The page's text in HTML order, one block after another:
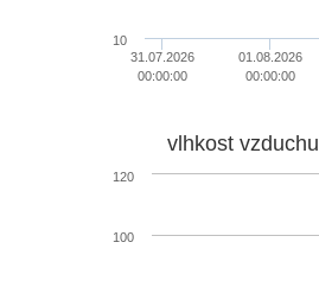
31.07.2026
00:00:00
01.08.2026
00:00:00
10
vlhkost vzduchu
100
120